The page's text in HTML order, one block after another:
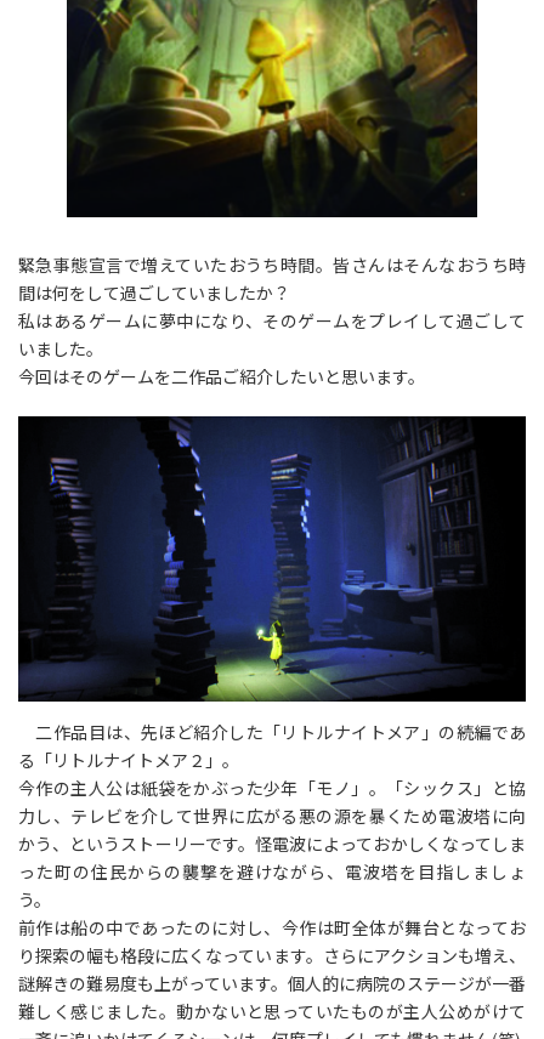
緊急事態宣言で増えていたおうち時間。皆さんはそんなおうち時
間は何をして過ごしていましたか？
私はあるゲームに夢中になり、そのゲームをプレイして過ごして
いました。
今回はそのゲームを二作品ご紹介したいと思います。
二作品目は、先ほど紹介した「リトルナイトメア」の続編であ
る「リトルナイトメア２」。
今作の主人公は紙袋をかぶった少年「モノ」。「シックス」と協
力し、テレビを介して世界に広がる悪の源を暴くため電波塔に向
かう、というストーリーです。怪電波によっておかしくなってしま
った町の住民からの襲撃を避けながら、電波塔を目指しましょ
う。
前作は船の中であったのに対し、今作は町全体が舞台となってお
り探索の幅も格段に広くなっています。さらにアクションも増え、
謎解きの難易度も上がっています。個人的に病院のステージが一番
難しく感じました。動かないと思っていたものが主人公めがけて